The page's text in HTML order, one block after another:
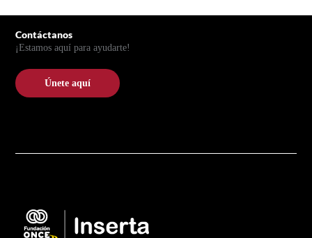
Contáctanos
¡Estamos aquí para ayudarte!
Únete aquí